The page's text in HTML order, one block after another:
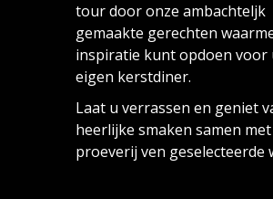
tour door onze ambachteljk
gemaakte gerechten
inspiratie kunt opdoen voor
eigen kerstdiner.
Laat u verrassen en geniet
heerlijke smaken samen
proeverij ven geselecteerde